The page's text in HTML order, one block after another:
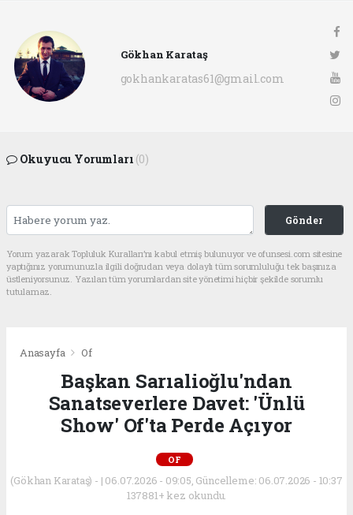
Gökhan Karataş
gokhankaratas61@gmail.com
Okuyucu Yorumları (0)
Gönder
Yorum yazarak Topluluk Kuralları’nı kabul etmiş bulunuyor ve ofunsesi.com sitesine
yaptığınız yorumunuzla ilgili doğrudan veya dolaylı tüm sorumluluğu tek başınıza
üstleniyorsunuz. Yazılan tüm yorumlardan site yönetimi hiçbir şekilde sorumlu
tutulamaz.
Anasayfa Of
Başkan Sarıalioğlu'ndan
Sanatseverlere Davet: 'Ünlü
Show' Of'ta Perde Açıyor
OF
(Gökhan Karataş) - | 06.07.2026 - 09:05, Güncelleme: 06.07.2026 - 10:37
137881+ kez okundu.